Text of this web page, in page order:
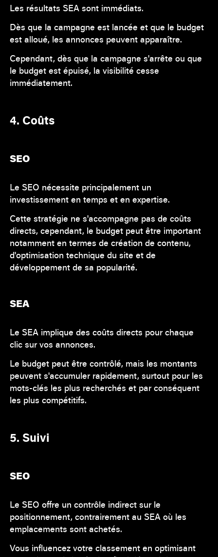
Les résultats SEA sont immédiats.
Dès que la campagne est lancée et que le budget
est alloué, les annonces peuvent apparaître.
Cependant, dès que la campagne s'arrête ou que
le budget est épuisé, la visibilité cesse
immédiatement.
4. Coûts
SEO
Le SEO nécessite principalement un
investissement en temps et en expertise.
Cette stratégie ne s'accompagne pas de coûts
directs, cependant, le budget peut être important
notamment en termes de création de contenu,
d'optimisation technique du site et de
développement de sa popularité.
SEA
Le SEA implique des coûts directs pour chaque
clic sur vos annonces.
Le budget peut être contrôlé, mais les montants
peuvent s'accumuler rapidement, surtout pour les
mots-clés les plus recherchés et par conséquent
les plus compétitifs.
5. Suivi
SEO
Le SEO offre un contrôle indirect sur le
positionnement, contrairement au SEA où les
emplacements sont achetés.
Vous influencez votre classement en optimisant